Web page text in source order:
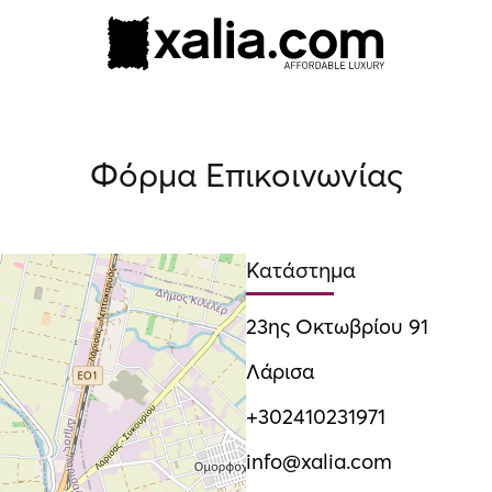
Φόρμα Επικοινωνίας
Κατάστημα
23ης Οκτωβρίου 91
Λάρισα
+302410231971
info@xalia.com